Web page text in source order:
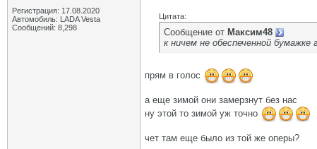
Регистрация: 17.08.2020
Автомобиль: LADA Vesta
Сообщений: 8,298
Цитата:
Сообщение от Максим48
к ничем не обеспеченной
прям в голос
а еще зимой они замерзнут без нас
ну этой то зимой уж точно
чет там еще было из той же оперы?